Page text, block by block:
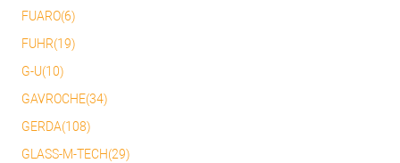
FUARO(6)
FUHR(19)
G-U(10)
GAVROCHE(34)
GERDA(108)
GLASS-M-TECH(29)